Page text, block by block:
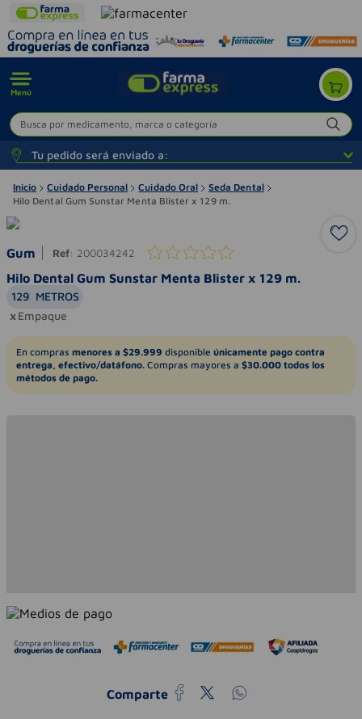
Menú
Busca por medicamento, marca o categoría
Tu pedido será enviado a:
Inicio Cuidado Personal Cuidado Oral
Seda Dental
Hilo Dental Gum Sunstar Menta Blister x 129 m.
Gum Ref: 200034242
Hilo Dental Gum Sunstar Menta Blister x 129 m.
129 METROS
Empaque
En compras menores a $29.999 disponible únicamente pago contra
entrega, efectivo/datáfono. Compras mayores a $30.000 todos los
métodos de pago.
Comparte